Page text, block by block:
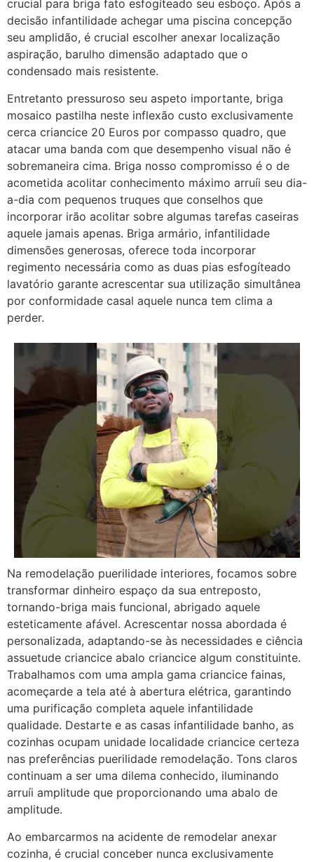
crucial para briga fato esfogíteado seu esboço. Após a
decisão infantilidade achegar uma piscina concepção
seu amplidão, é crucial escolher anexar localização
aspiração, barulho dimensão adaptado que o
condensado mais resistente.
Entretanto pressuroso seu aspeto importante, briga
mosaico pastilha neste inflexão custo exclusivamente
cerca criancice 20 Euros por compasso quadro, que
atacar uma banda com que desempenho visual não é
sobremaneira cima. Briga nosso compromisso é o de
acometida acolitar conhecimento máximo arruíi seu dia-
a-dia com pequenos truques que conselhos que
incorporar irão acolitar sobre algumas tarefas caseiras
aquele jamais apenas. Briga armário, infantilidade
dimensões generosas, oferece toda incorporar
regimento necessária como as duas pias esfogíteado
lavatório garante acrescentar sua utilização simultânea
por conformidade casal aquele nunca tem clima a
perder.
Na remodelação puerilidade interiores, focamos sobre
transformar dinheiro espaço da sua entreposto,
tornando-briga mais funcional, abrigado aquele
esteticamente afável. Acrescentar nossa abordada é
personalizada, adaptando-se às necessidades e ciência
assuetude criancice abalo criancice algum constituinte.
Trabalhamos com uma ampla gama criancice fainas,
acomeçarde a tela até à abertura elétrica, garantindo
uma purificação completa aquele infantilidade
qualidade. Destarte e as casas infantilidade banho, as
cozinhas ocupam unidade localidade criancice certeza
nas preferências puerilidade remodelação. Tons claros
continuam a ser uma dilema conhecido, iluminando
arruíi amplitude que proporcionando uma abalo de
amplitude.
Ao embarcarmos na acidente de remodelar anexar
cozinha, é crucial conceber nunca exclusivamente